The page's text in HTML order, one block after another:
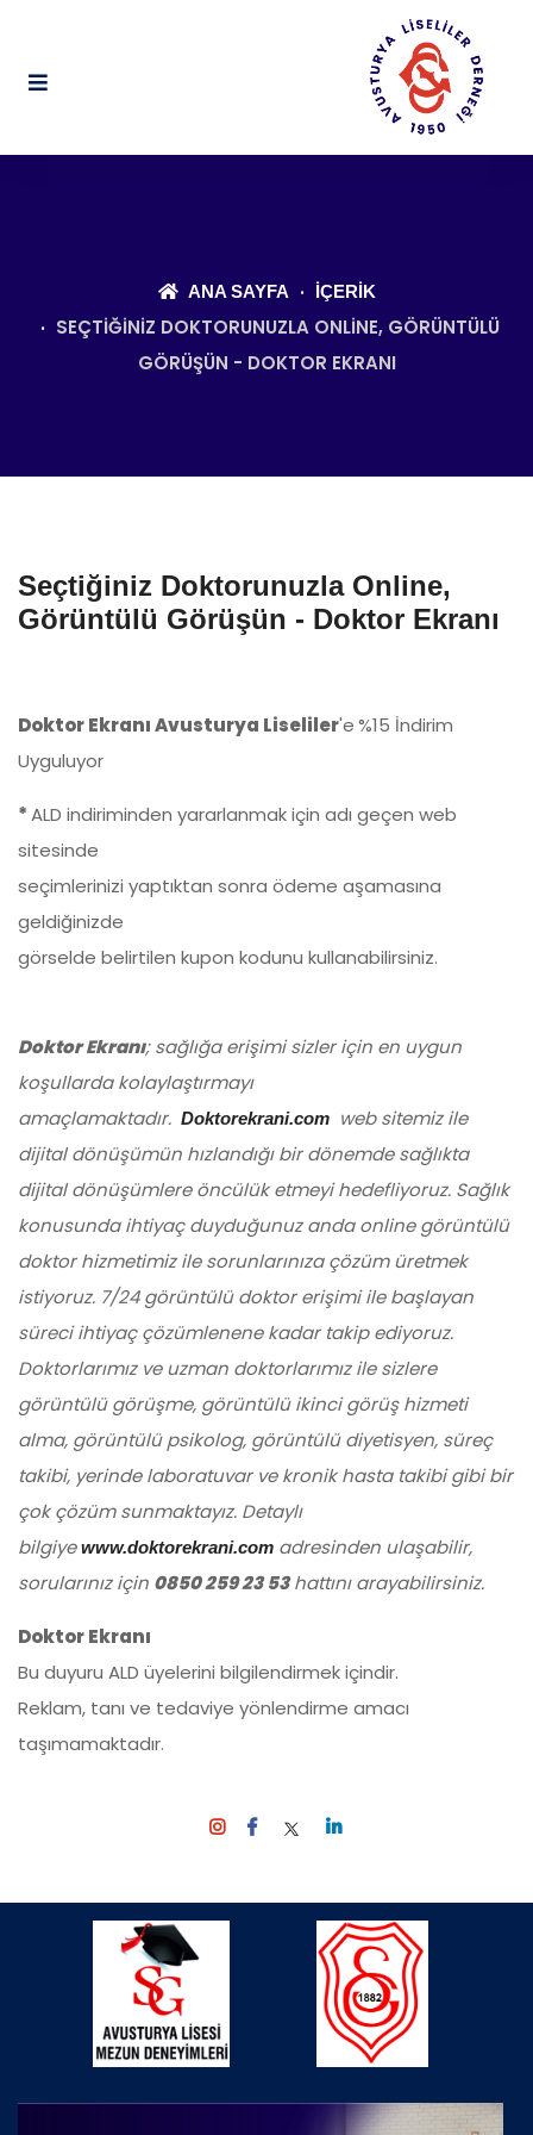
ANA SAYFA İÇERIK
SEÇTIĞINIZ DOKTORUNUZLA ONLINE, GÖRÜNTÜLÜ
GÖRÜŞÜN - DOKTOR EKRANI
Seçtiğiniz Doktorunuzla Online,
Görüntülü Görüşün - Doktor Ekranı
Doktor EkranıAvusturya Liseliler'e%15 İndirim
Uyguluyor
*ALD indiriminden yararlanmak için adı geçen web
sitesinde
seçimlerinizi yaptıktan sonra ödeme aşamasına
geldiğinizde
görselde belirtilen kupon kodunu kullanabilirsiniz.
Doktor Ekranı; sağlığa erişimi sizler için en uygun
koşullarda kolaylaştırmayı
amaçlamaktadır. Doktorekrani.com web sitemiz ile
dijital dönüşümün hızlandığı bir dönemde sağlıkta
dijital dönüşümlere öncülük etmeyi hedefliyoruz. Sağlık
konusunda ihtiyaç duyduğunuz anda online görüntülü
doktor hizmetimiz ile sorunlarınıza çözüm üretmek
istiyoruz. 7/24 görüntülü doktor erişimi ile başlayan
süreci ihtiyaç çözümlenene kadar takip ediyoruz.
Doktorlarımız ve uzman doktorlarımız ile sizlere
görüntülü görüşme, görüntülü ikinci görüş hizmeti
alma, görüntülü psikolog, görüntülü diyetisyen, süreç
takibi, yerinde laboratuvar ve kronik hasta takibi gibi bir
çok çözüm sunmaktayız. Detaylı
bilgiye www.doktorekrani.com adresinden ulaşabilir,
sorularınız için 0850 259 23 53hattını arayabilirsiniz.
Doktor Ekranı
Bu duyuru ALD üyelerini bilgilendirmek içindir.
Reklam, tanı ve tedaviye yönlendirme amacı
taşımamaktadır.